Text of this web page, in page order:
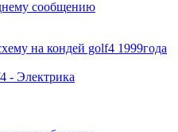
на кондей golf4 1999года
- Электрика